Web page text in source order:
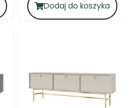
Dodaj do koszyka